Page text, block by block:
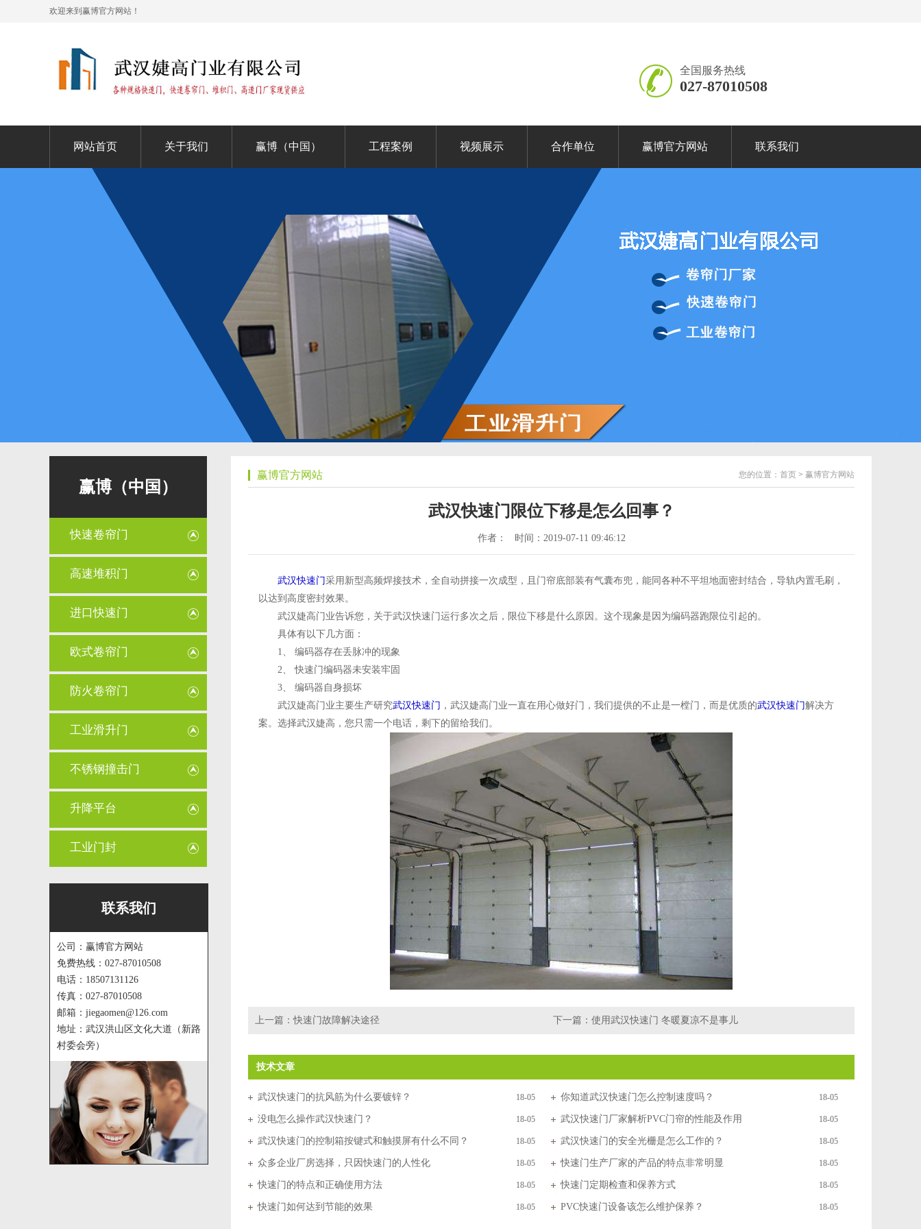
欢迎来到赢博官方网站！
全国服务热线
027-87010508
网站首页 关于我们 赢博（中国） 工程案例 视频展示 合作单位 赢博官方网站 联系我们
赢博（中国）
快速卷帘门
高速堆积门
进口快速门
欧式卷帘门
防火卷帘门
工业滑升门
不锈钢撞击门
升降平台
工业门封
联系我们
公司：赢博官方网站
免费热线：027-87010508
电话：18507131126
传真：027-87010508
邮箱：jiegaomen@126.com
地址：武汉洪山区文化大道（新路
村委会旁）
赢博官方网站 您的位置： 首页 > 赢博官方网站
武汉快速门限位下移是怎么回事？
作者： 时间：2019-07-11 09:46:12
武汉快速门采用新型高频焊接技术，全自动拼接一次成型，且门帘底部装有气囊布兜，能同各种不平坦地面密封结合，导轨内置毛刷，
以达到高度密封效果。
武汉婕高门业告诉您，关于武汉快速门运行多次之后，限位下移是什么原因。这个现象是因为编码器跑限位引起的。
具体有以下几方面：
1、 编码器存在丢脉冲的现象
2、 快速门编码器未安装牢固
3、 编码器自身损坏
武汉婕高门业主要生产研究武汉快速门 ，武汉婕高门业一直在用心做好门，我们提供的不止是一樘门，而是优质的武汉快速门解决方
案。选择武汉婕高，您只需一个电话，剩下的留给我们。
上一篇：快速门故障解决途径 下一篇： 使用武汉快速门 冬暖夏凉不是事儿
技术文章
18-05
武汉快速门的抗风筋为什么要镀锌？ 18-05
你知道武汉快速门怎么控制速度吗？
18-05
没电怎么操作武汉快速门？ 18-05
武汉快速门厂家解析PVC门帘的性能及作用
18-05
武汉快速门的控制箱按键式和触摸屏有什么不同？ 18-05
武汉快速门的安全光栅是怎么工作的？
18-05
众多企业厂房选择，只因快速门的人性化 18-05
快速门生产厂家的产品的特点非常明显
18-05
快速门的特点和正确使用方法 18-05
快速门定期检查和保养方式
18-05
快速门如何达到节能的效果 18-05
PVC快速门设备该怎么维护保养？